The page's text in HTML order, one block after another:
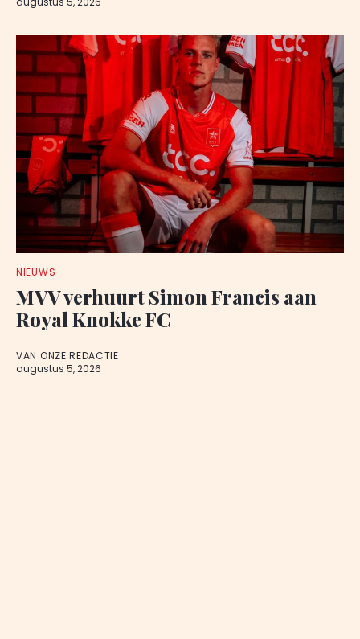
NIEUWS
MVV verhuurt Simon Francis aan
Royal Knokke FC
VAN ONZE REDACTIE
augustus 5, 2026